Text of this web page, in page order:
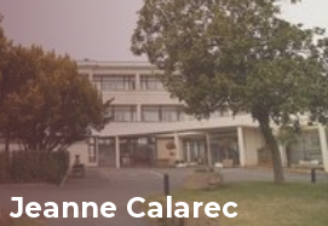
Jeanne Calarec